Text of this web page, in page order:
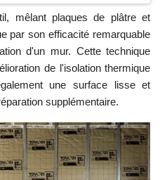
mêlant plaques de plâtre et
par son efficacité remarquable
d'un mur. Cette technique
de l'isolation thermique
une surface lisse et
supplémentaire.